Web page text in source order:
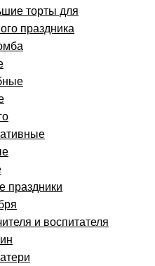
торты для
праздника
праздники
и воспитателя